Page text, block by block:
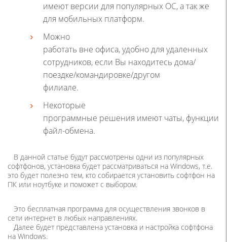
имеют версии для популярных ОС, а так же
для мобильных платформ.
Можно
работать вне офиса, удобно для удаленных
сотрудников, если Вы находитесь дома/
поездке/командировке/другом
филиале.
Некоторые
программные решения имеют чаты, функции
файл-обмена.
В данной статье будут рассмотрены одни из популярных
софтфонов, установка будет рассматриваться на Windows, т.е.
это будет полезно тем, кто собирается установить софтфон на
ПК или ноутбуке и поможет с выбором.
Это бесплатная программа для осуществления звонков в
сети интернет в любых направлениях.
Далее будет представлена установка и настройка софтфона
на Windows.